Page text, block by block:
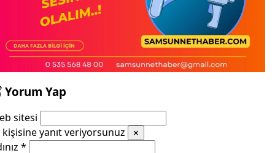
Yorum Yap
sitesi
kişisine yanıt veriyorsunuz
✕
*